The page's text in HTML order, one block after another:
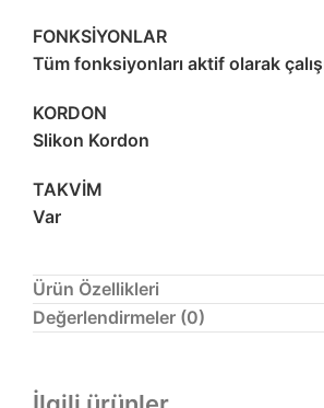
FONKSİYONLAR
Tüm fonksiyonları aktif olarak
KORDON
Slikon Kordon
TAKVİM
Var
Ürün Özellikleri
Değerlendirmeler (0)